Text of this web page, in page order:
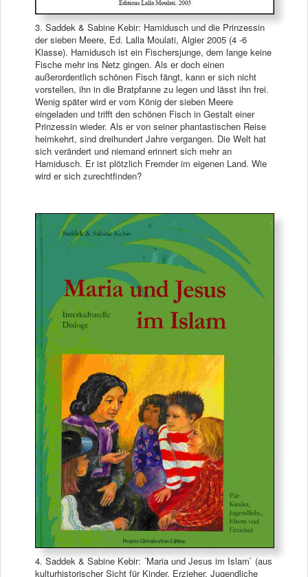
3. Saddek & Sabine Kebir: Hamidusch und die Prinzessin
der sieben Meere, Ed. Lalla Moulati, Algier 2005 (4 -6
Klasse). Hamidusch ist ein Fischersjunge, dem lange keine
Fische mehr ins Netz gingen. Als er doch einen
außerordentlich schönen Fisch fängt, kann er sich nicht
vorstellen, ihn in die Bratpfanne zu legen und lässt ihn frei.
Wenig später wird er vom König der sieben Meere
eingeladen und trifft den schönen Fisch in Gestalt einer
Prinzessin wieder. Als er von seiner phantastischen Reise
heimkehrt, sind dreihundert Jahre vergangen. Die Welt hat
sich verändert und niemand erinnert sich mehr an
Hamidusch. Er ist plötzlich Fremder im eigenen Land. Wie
wird er sich zurechtfinden?
4. Saddek & Sabine Kebir: ´Maria und Jesus im Islam` (aus
kulturhistorischer Sicht für Kinder, Erzieher, Jugendliche